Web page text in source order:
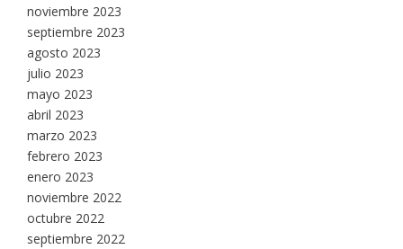
noviembre 2023
septiembre 2023
agosto 2023
julio 2023
mayo 2023
abril 2023
marzo 2023
febrero 2023
enero 2023
noviembre 2022
octubre 2022
septiembre 2022